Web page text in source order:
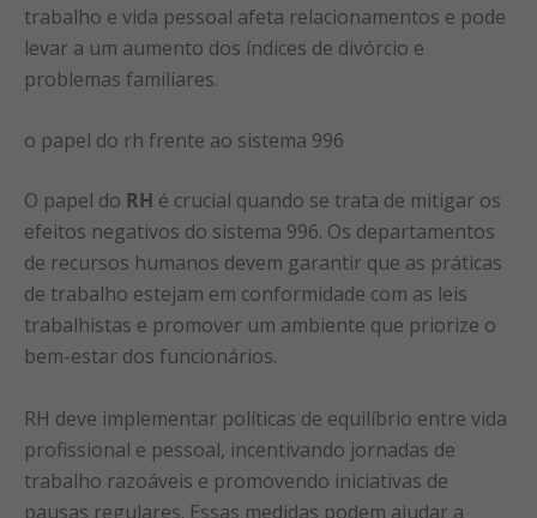
trabalho e vida pessoal afeta relacionamentos e pode
levar a um aumento dos índices de divórcio e
problemas familiares.
o papel do rh frente ao sistema 996
O papel do RH é crucial quando se trata de mitigar os
efeitos negativos do sistema 996. Os departamentos
de recursos humanos devem garantir que as práticas
de trabalho estejam em conformidade com as leis
trabalhistas e promover um ambiente que priorize o
bem-estar dos funcionários.
RH deve implementar políticas de equilíbrio entre vida
profissional e pessoal, incentivando jornadas de
trabalho razoáveis e promovendo iniciativas de
pausas regulares. Essas medidas podem ajudar a